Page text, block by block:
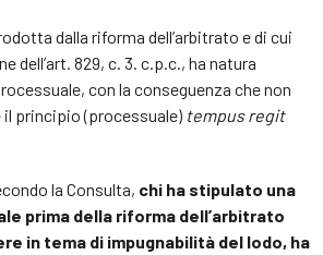
dalla riforma dell’arbitrato e di cui
dell’art. 829, c. 3. c.p.c., ha natura
con la conseguenza che non
principio (processuale) tempus regit
la Consulta, chi ha stipulato una
prima della riforma dell’arbitrato
in tema di impugnabilità del lodo, ha